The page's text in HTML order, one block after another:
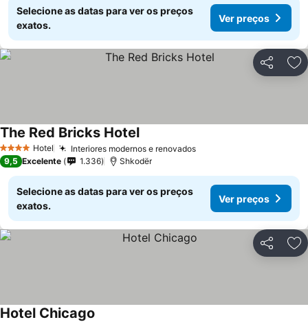
Selecione as datas para ver os preços
exatos.
Ver preços
Partilhar
4 EstrelasHotel Interiores modernos e renovadosVer preços
The Red Bricks HotelVer preços
9,5 Excelente 1.336 Shkodër
Selecione as datas para ver os preços
exatos.
Ver preços
Partilhar
Hotel Chicago